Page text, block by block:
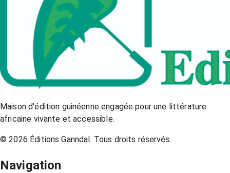
Maison d'édition guinéenne engagée pour une littérature
africaine vivante et accessible.
©2026 Éditions Ganndal. Tous droits réservés.
Navigation